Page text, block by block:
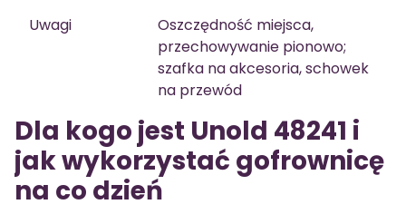
Uwagi
Oszczędność miejsca,
przechowywanie pionowo;
szafka na akcesoria, schowek
na przewód
Dla kogo jest Unold 48241 i
jak wykorzystać gofrownicę
na co dzień